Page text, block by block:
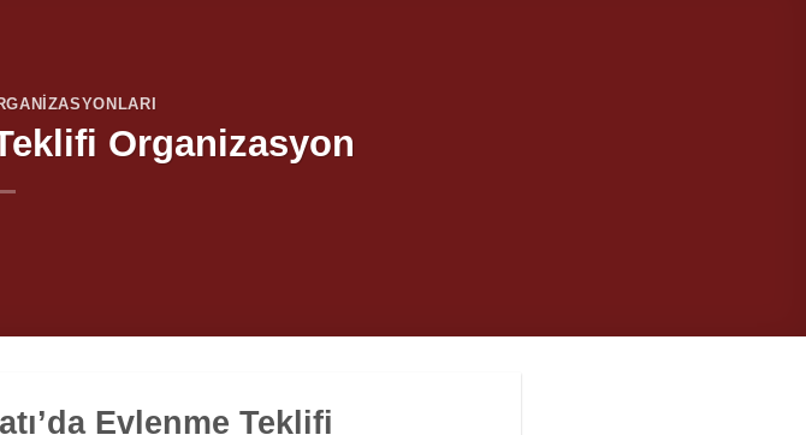
Organizasyon
Evlenme Teklifi